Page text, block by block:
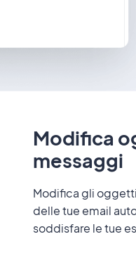
Modifica
messaggi
Modifica gli
delle tue email
soddisfare le tue